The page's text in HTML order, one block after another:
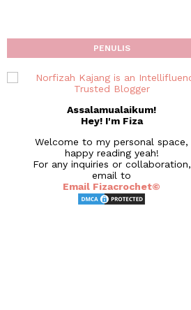
PENULIS
Assalamualaikum!
Hey! I'm Fiza
Welcome to my personal space,
happy reading yeah!
For any inquiries or collaboration,
email to
Email Fizacrochet©